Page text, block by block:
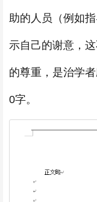
助的人员（例如
示自己的谢意，
的尊重，是治学
0字。